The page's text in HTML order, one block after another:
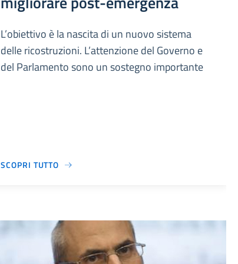
L’obiettivo è la nascita di un nuovo sistema
delle ricostruzioni. L’attenzione del Governo e
del Parlamento sono un sostegno importante
SCOPRI TUTTO